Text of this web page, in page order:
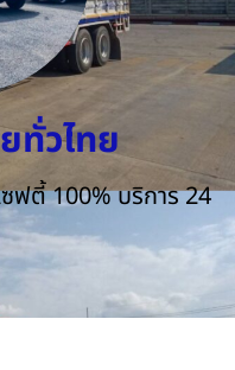
ทั่วไทย
ฟตี้ 100% บริการ 24